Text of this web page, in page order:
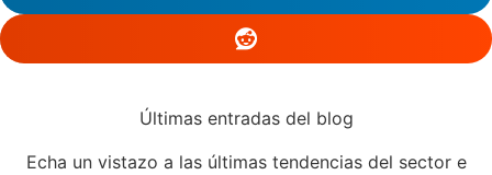
Últimas entradas del blog
Echa un vistazo a las últimas tendencias del sector e